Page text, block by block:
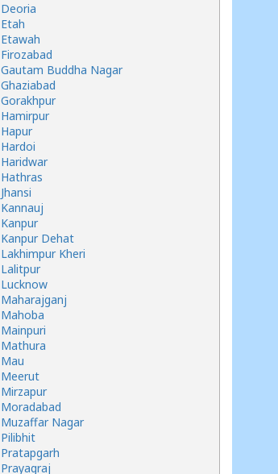
Deoria
Etah
Etawah
Firozabad
Gautam Buddha Nagar
Ghaziabad
Gorakhpur
Hamirpur
Hapur
Hardoi
Haridwar
Hathras
Jhansi
Kannauj
Kanpur
Kanpur Dehat
Lakhimpur Kheri
Lalitpur
Lucknow
Maharajganj
Mahoba
Mainpuri
Mathura
Mau
Meerut
Mirzapur
Moradabad
Muzaffar Nagar
Pilibhit
Pratapgarh
Prayagraj